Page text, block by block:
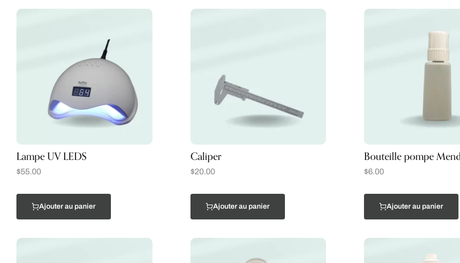
Lampe UV LEDS
$55.00
Ajouter au panier
Caliper
$20.00
Ajouter au panier
Bouteille pompe
$6.00
Ajouter au panier